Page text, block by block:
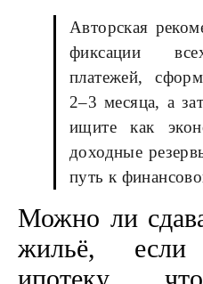
Авторская
фиксации
платежей,
2–3 месяца, а
ищите как
доходные
путь к
Можно ли
жильё,